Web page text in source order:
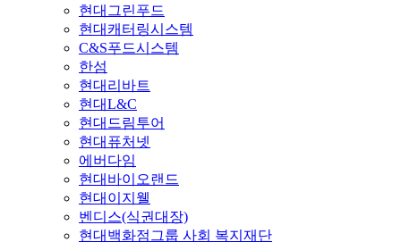
현대그린푸드
현대캐터링시스템
C&S푸드시스템
한섬
현대리바트
현대L&C
현대드림투어
현대퓨처넷
에버다임
현대바이오랜드
현대이지웰
벤디스(식권대장)
현대백화점그룹 사회 복지재단